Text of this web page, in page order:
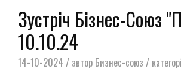
Зустріч Бізнес-Союз
10.10.24
14-10-2024 / автор Бизнес-союз /